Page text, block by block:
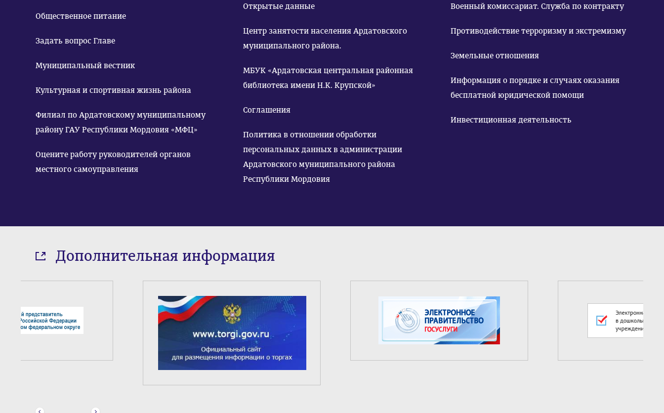
Общественное питание
Задать вопрос Главе
Муниципальный вестник
Культурная и спортивная жизнь района
Филиал по Ардатовскому муниципальному
району ГАУ Республики Мордовия «МФЦ»
Оцените работу руководителей органов
местного самоуправления
Открытые данные
Центр занятости населения Ардатовского
муниципального района.
МБУК «Ардатовская центральная районная
библиотека имени Н.К. Крупской»
Соглашения
Политика в отношении обработки
персональных данных в администрации
Ардатовского муниципального района
Республики Мордовия
Военный комиссариат. Служба по контракту
Противодействие терроризму и экстремизму
Земельные отношения
Информация о порядке и случаях оказания
бесплатной юридической помощи
Инвестиционная деятельность
Дополнительная информация